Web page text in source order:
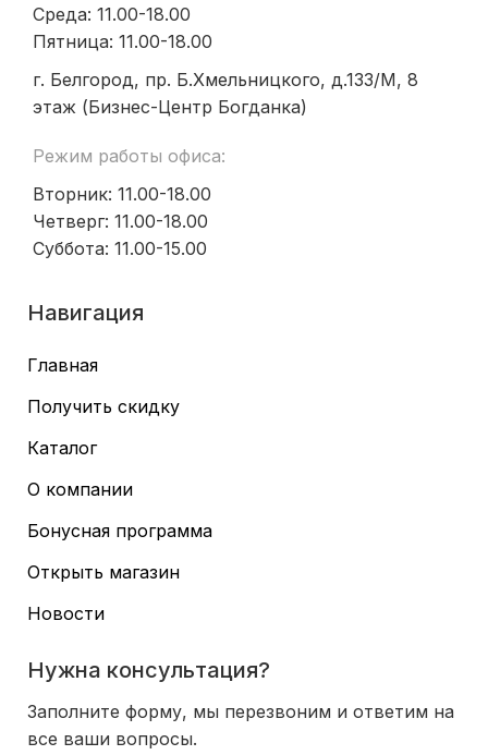
Среда: 11.00-18.00
Пятница: 11.00-18.00
г. Белгород, пр. Б.Хмельницкого, д.133/М, 8
этаж (Бизнес-Центр Богданка)
Режим работы офиса:
Вторник: 11.00-18.00
Четверг: 11.00-18.00
Суббота: 11.00-15.00
Навигация
Главная
Получить скидку
Каталог
О компании
Бонусная программа
Открыть магазин
Новости
Нужна консультация?
Заполните форму, мы перезвоним и ответим на
все ваши вопросы.